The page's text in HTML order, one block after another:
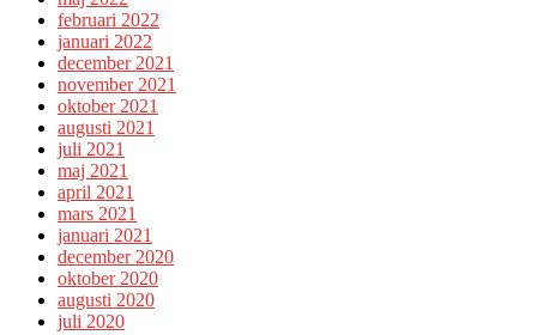
februari 2022
januari 2022
december 2021
november 2021
oktober 2021
augusti 2021
juli 2021
maj 2021
april 2021
mars 2021
januari 2021
december 2020
oktober 2020
augusti 2020
juli 2020